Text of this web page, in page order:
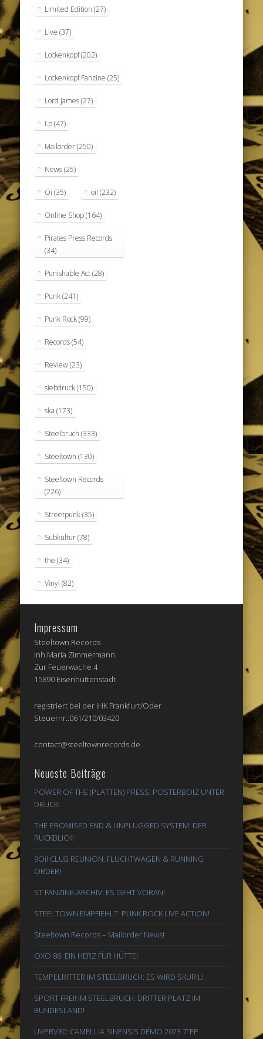
Limited Edition (27)
Live (37)
Lockenkopf(202)
Lockenkopf Fanzine (25)
Lord James(27)
Lp(47)
Mailorder(250)
News(25)
Oi (35) oi! (232)
Online Shop(164)
Pirates Press Records
(34)
Punishable Act(28)
Punk(241)
Punk Rock(99)
Records(54)
Review(23)
siebdruck(150)
ska (173)
Steelbruch (333)
Steeltown (130)
Steeltown Records
(226)
Streetpunk(35)
Subkultur(78)
the (34)
Vinyl (82)
Impressum
Steeltown Records
Inh.Maria Zimmermann
Zur Feuerwache 4
15890 Eisenhüttenstadt
registriert bei der IHK Frankfurt/Oder
Steuernr.:061/210/03420
contact@steeltownrecords.de
Neueste Beiträge
POWER OF THE (PLATTEN) PRESS: POSTERBOIZ UNTER
DRUCK!
THE PROMISED END & UNPLUGGED SYSTEM: DER
RÜCKBLICK!
9Oi! CLUB REUNION: FLUCHTWAGEN & RUNNING
ORDER!
ST FANZINE-ARCHIV: ES GEHT VORAN!
STEELTOWN EMPFIEHLT: PUNK ROCK LIVE ACTION!
Steeltown Records – Mailorder News!
OXO 86: EIN HERZ FÜR HÜTTE!
TEMPELRITTER IM STEELBRUCH: ES WIRD SKURIL!
SPORT FREI! IM STEELBRUCH: DRITTER PLATZ IM
BUNDESLAND!
UVPRV80: CAMELLIA SINENSIS DÉMO 2023 7″EP